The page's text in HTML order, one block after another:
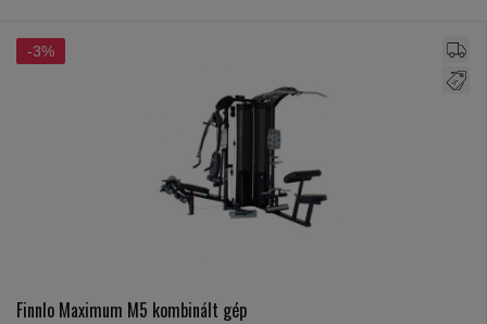
-3%
Finnlo Maximum M5 kombinált gép